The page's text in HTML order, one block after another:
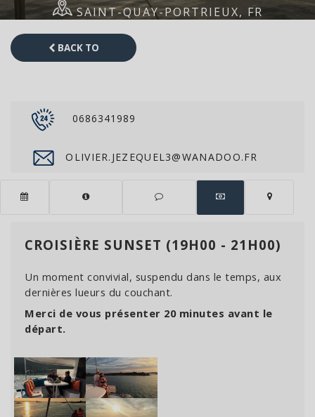
SAINT-QUAY-PORTRIEUX, FR
BACK TO
0686341989
OLIVIER.JEZEQUEL3@WANADOO.FR
CROISIÈRE SUNSET (19H00 - 21H00)
Un moment convivial, suspendu dans le temps, aux
dernières lueurs du couchant.
Merci de vous présenter 20 minutes avant le
départ.